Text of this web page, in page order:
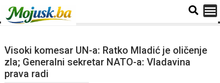
Visoki komesar UN-a: Ratko Mladić je oličenje
zla; Generalni sekretar NATO-a: Vladavina
prava radi